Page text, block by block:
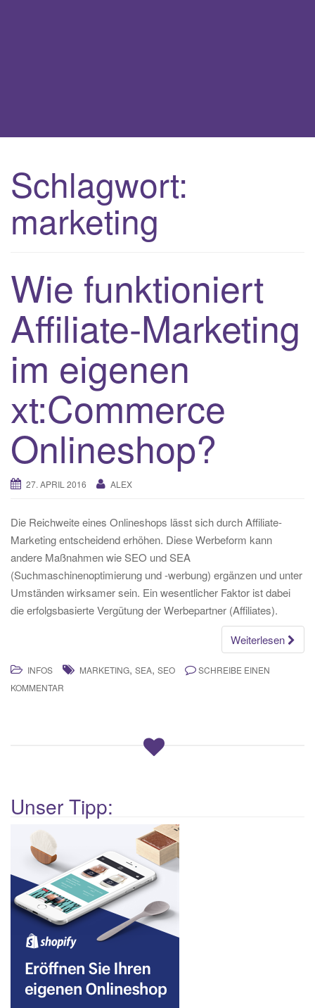
Schlagwort:
marketing
Wie funktioniert
Affiliate-Marketing
im eigenen
xt:Commerce
Onlineshop?
27. APRIL 2016 ALEX
Die Reichweite eines Onlineshops lässt sich durch Affiliate-
Marketing entscheidend erhöhen. Diese Werbeform kann
andere Maßnahmen wie SEO und SEA
(Suchmaschinenoptimierung und -werbung) ergänzen und unter
Umständen wirksamer sein. Ein wesentlicher Faktor ist dabei
die erfolgsbasierte Vergütung der Werbepartner (Affiliates).
Weiterlesen
INFOS MARKETING, SEA, SEO
SCHREIBE EINEN
KOMMENTAR
Unser Tipp: